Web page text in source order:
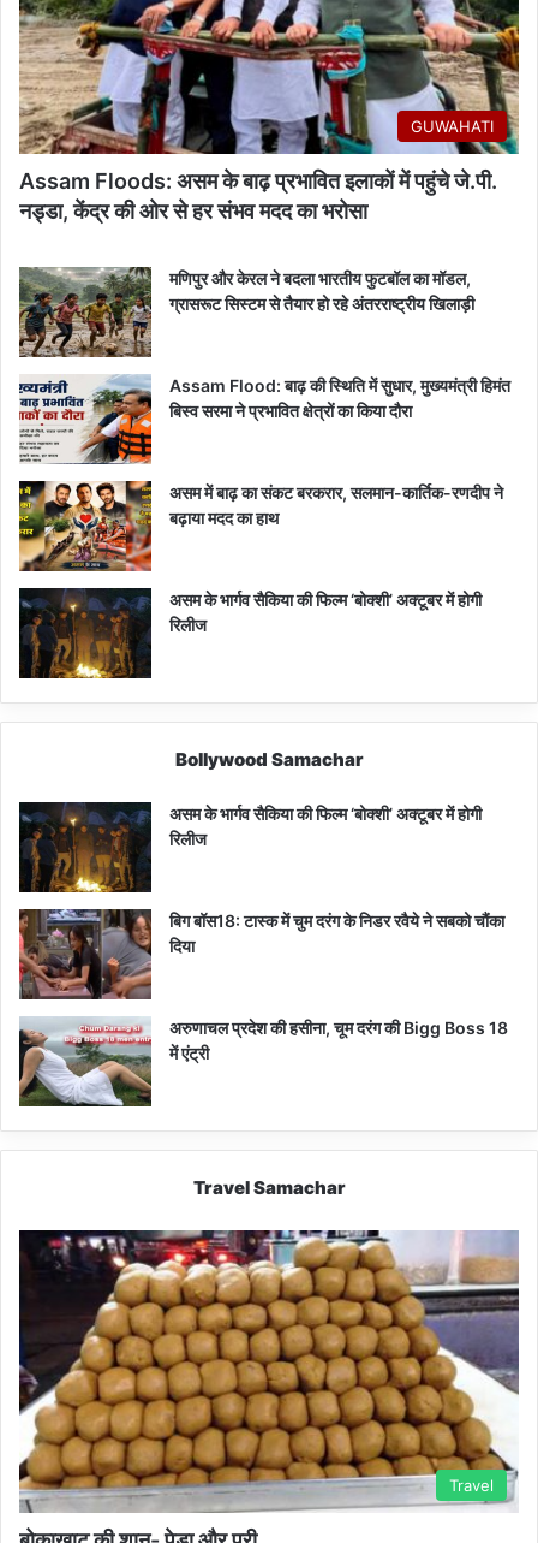
GUWAHATI
Assam Floods: असम के बाढ़ प्रभावित इलाकों में पहुंचे जे.पी.
नड्डा, केंद्र की ओर से हर संभव मदद का भरोसा
मणिपुर और केरल ने बदला भारतीय फुटबॉल का मॉडल,
ग्रासरूट सिस्टम से तैयार हो रहे अंतरराष्ट्रीय खिलाड़ी
Assam Flood: बाढ़ की स्थिति में सुधार, मुख्यमंत्री हिमंत
बिस्व सरमा ने प्रभावित क्षेत्रों का किया दौरा
असम में बाढ़ का संकट बरकरार, सलमान-कार्तिक-रणदीप ने
बढ़ाया मदद का हाथ
असम के भार्गव सैकिया की फिल्म ‘बोक्शी’ अक्टूबर में होगी
रिलीज
Bollywood Samachar
असम के भार्गव सैकिया की फिल्म ‘बोक्शी’ अक्टूबर में होगी
रिलीज
बिग बॉस18: टास्क में चुम दरंग के निडर रवैये ने सबको चौंका
दिया
अरुणाचल प्रदेश की हसीना, चूम दरंग की Bigg Boss 18
में एंट्री
Travel Samachar
Travel